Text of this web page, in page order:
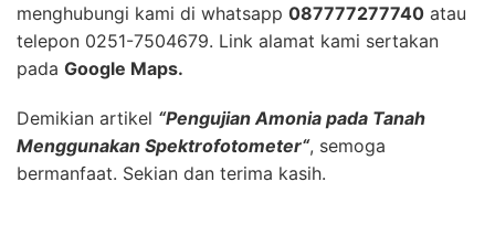
menghubungi kami di whatsapp 087777277740 atau
telepon 0251-7504679. Link alamat kami sertakan
pada Google Maps.
Demikian artikel “Pengujian Amonia pada Tanah
Menggunakan Spektrofotometer“, semoga
bermanfaat. Sekian dan terima kasih.